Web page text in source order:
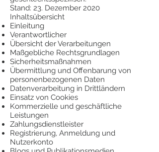
Stand: 23. Dezember 2020
Inhaltsübersicht
Einleitung
Verantwortlicher
Übersicht der Verarbeitungen
Maßgebliche Rechtsgrundlagen
Sicherheitsmaßnahmen
Übermittlung und Offenbarung von
personenbezogenen Daten
Datenverarbeitung in Drittländern
Einsatz von Cookies
Kommerzielle und geschäftliche
Leistungen
Zahlungsdienstleister
Registrierung, Anmeldung und
Nutzerkonto